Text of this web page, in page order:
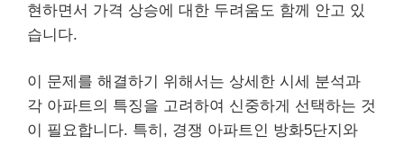
현하면서 가격 상승에 대한 두려움도 함께 안고 있
습니다.
이 문제를 해결하기 위해서는 상세한 시세 분석과
각 아파트의 특징을 고려하여 신중하게 선택하는 것
이 필요합니다. 특히, 경쟁 아파트인 방화5단지와